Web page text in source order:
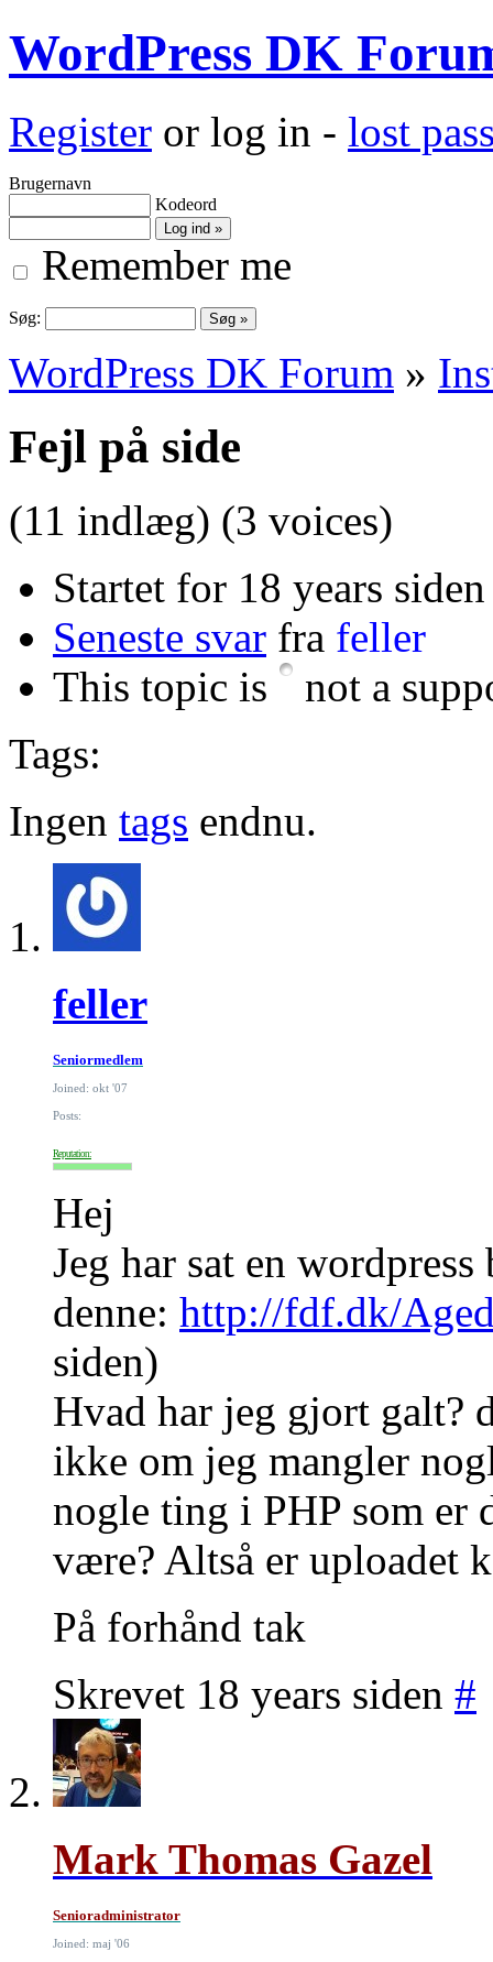
WordPress DK
Register or log in - lost
Brugernavn
Kodeord
Remember me
Søg:
WordPress DK Forum »
Fejl på side
(11 indlæg) (3 voices)
Startet for 18 years
Seneste svar fra feller
This topic is
not a
Tags:
Ingen tags endnu.
feller
Seniormedlem
Joined: okt '07
Posts:
Reputation:
Hej
Jeg har sat en
denne: http://fdf.dk/
siden)
Hvad har jeg gjort galt?
ikke om jeg mangler
nogle ting i PHP som er
være? Altså er uploadet
På forhånd tak
Skrevet 18 years siden #
Mark Thomas Gazel
Senioradministrator
Joined: maj '06